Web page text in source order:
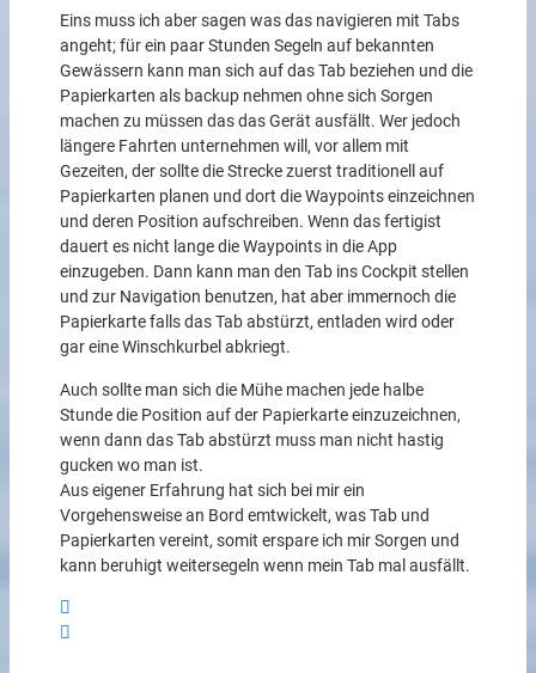
Eins muss ich aber sagen was das navigieren mit Tabs
angeht; für ein paar Stunden Segeln auf bekannten
Gewässern kann man sich auf das Tab beziehen und die
Papierkarten als backup nehmen ohne sich Sorgen
machen zu müssen das das Gerät ausfällt. Wer jedoch
längere Fahrten unternehmen will, vor allem mit
Gezeiten, der sollte die Strecke zuerst traditionell auf
Papierkarten planen und dort die Waypoints einzeichnen
und deren Position aufschreiben. Wenn das fertigist
dauert es nicht lange die Waypoints in die App
einzugeben. Dann kann man den Tab ins Cockpit stellen
und zur Navigation benutzen, hat aber immernoch die
Papierkarte falls das Tab abstürzt, entladen wird oder
gar eine Winschkurbel abkriegt.
Auch sollte man sich die Mühe machen jede halbe
Stunde die Position auf der Papierkarte einzuzeichnen,
wenn dann das Tab abstürzt muss man nicht hastig
gucken wo man ist.
Aus eigener Erfahrung hat sich bei mir ein
Vorgehensweise an Bord emtwickelt, was Tab und
Papierkarten vereint, somit erspare ich mir Sorgen und
kann beruhigt weitersegeln wenn mein Tab mal ausfällt.